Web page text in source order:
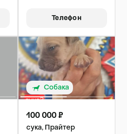
Телефон
Собака
100 000 ₽
сука, Прайтер